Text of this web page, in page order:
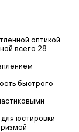
оптикой
всего 28
быстрого
юстировки